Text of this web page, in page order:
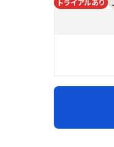
トライアルあり